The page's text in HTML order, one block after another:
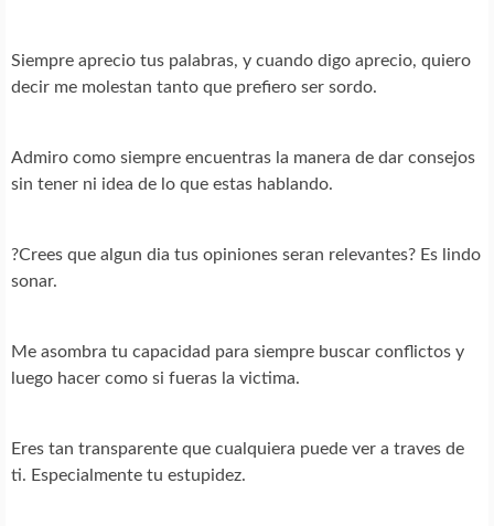
Siempre aprecio tus palabras, y cuando digo aprecio, quiero
decir me molestan tanto que prefiero ser sordo.
Admiro como siempre encuentras la manera de dar consejos
sin tener ni idea de lo que estas hablando.
?Crees que algun dia tus opiniones seran relevantes? Es lindo
sonar.
Me asombra tu capacidad para siempre buscar conflictos y
luego hacer como si fueras la victima.
Eres tan transparente que cualquiera puede ver a traves de
ti. Especialmente tu estupidez.